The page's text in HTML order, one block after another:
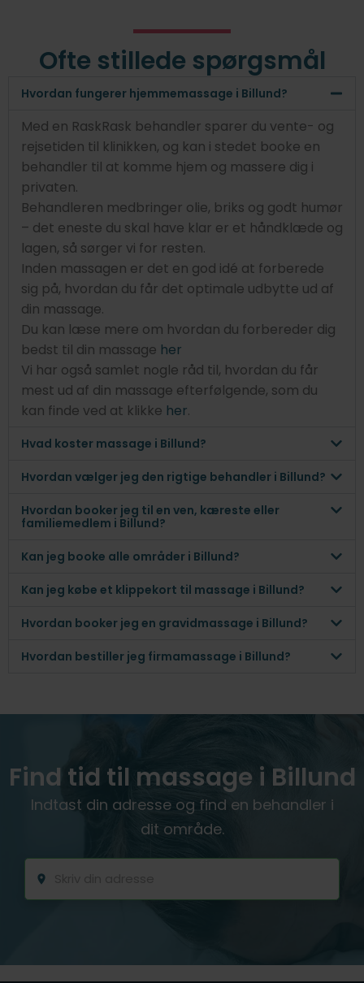
Ofte stillede spørgsmål
Hvordan fungerer hjemmemassage i Billund?
Med en RaskRask behandler sparer du vente- og
rejsetiden til klinikken, og kan i stedet booke en
behandler til at komme hjem og massere dig i
privaten.
Behandleren medbringer olie, briks og godt humør
– det eneste du skal have klar er et håndklæde og
lagen, så sørger vi for resten.
Inden massagen er det en god idé at forberede
sig på, hvordan du får det optimale udbytte ud af
din massage.
Du kan læse mere om hvordan du forbereder dig
bedst til din massage her
Vi har også samlet nogle råd til, hvordan du får
mest ud af din massage efterfølgende, som du
kan finde ved at klikke her.
Hvad koster massage i Billund?
Hvordan vælger jeg den rigtige behandler i Billund?
Hvordan booker jeg til en ven, kæreste eller
familiemedlem i Billund?
Kan jeg booke alle områder i Billund?
Kan jeg købe et klippekort til massage i Billund?
Hvordan booker jeg en gravidmassage i Billund?
Hvordan bestiller jeg firmamassage i Billund?
Find tid til massage i Billund
Indtast din adresse og find en behandler i
dit område.